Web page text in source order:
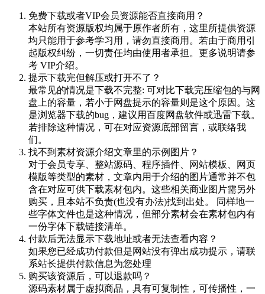
免费下载或者VIP会员资源能否直接商用？
本站所有资源版权均属于原作者所有，这里所提供资源
均只能用于参考学习用，请勿直接商用。若由于商用引
起版权纠纷，一切责任均由使用者承担。更多说明请参
考 VIP介绍。
提示下载完但解压或打开不了？
最常见的情况是下载不完整: 可对比下载完压缩包的与网
盘上的容量，若小于网盘提示的容量则是这个原因。这
是浏览器下载的bug，建议用百度网盘软件或迅雷下载。
若排除这种情况，可在对应资源底部留言，或联络我
们。
找不到素材资源介绍文章里的示例图片？
对于会员专享、整站源码、程序插件、网站模板、网页
模版等类型的素材，文章内用于介绍的图片通常并不包
含在对应可供下载素材包内。这些相关商业图片需另外
购买，且本站不负责(也没有办法)找到出处。 同样地一
些字体文件也是这种情况，但部分素材会在素材包内有
一份字体下载链接清单。
付款后无法显示下载地址或者无法查看内容？
如果您已经成功付款但是网站没有弹出成功提示，请联
系站长提供付款信息为您处理
购买该资源后，可以退款吗？
源码素材属于虚拟商品，具有可复制性，可传播性，一